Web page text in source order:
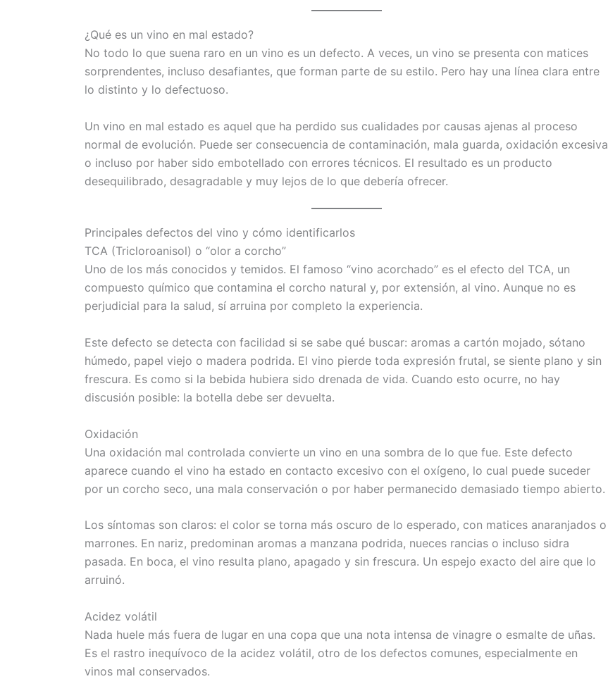
¿Qué es un vino en mal estado?
No todo lo que suena raro en un vino es un defecto. A veces, un vino se presenta con matices
sorprendentes, incluso desafiantes, que forman parte de su estilo. Pero hay una línea clara entre
lo distinto y lo defectuoso.
Un vino en mal estado es aquel que ha perdido sus cualidades por causas ajenas al proceso
normal de evolución. Puede ser consecuencia de contaminación, mala guarda, oxidación excesiva
o incluso por haber sido embotellado con errores técnicos. El resultado es un producto
desequilibrado, desagradable y muy lejos de lo que debería ofrecer.
Principales defectos del vino y cómo identificarlos
TCA (Tricloroanisol) o “olor a corcho”
Uno de los más conocidos y temidos. El famoso “vino acorchado” es el efecto del TCA, un
compuesto químico que contamina el corcho natural y, por extensión, al vino. Aunque no es
perjudicial para la salud, sí arruina por completo la experiencia.
Este defecto se detecta con facilidad si se sabe qué buscar: aromas a cartón mojado, sótano
húmedo, papel viejo o madera podrida. El vino pierde toda expresión frutal, se siente plano y sin
frescura. Es como si la bebida hubiera sido drenada de vida. Cuando esto ocurre, no hay
discusión posible: la botella debe ser devuelta.
Oxidación
Una oxidación mal controlada convierte un vino en una sombra de lo que fue. Este defecto
aparece cuando el vino ha estado en contacto excesivo con el oxígeno, lo cual puede suceder
por un corcho seco, una mala conservación o por haber permanecido demasiado tiempo abierto.
Los síntomas son claros: el color se torna más oscuro de lo esperado, con matices anaranjados o
marrones. En nariz, predominan aromas a manzana podrida, nueces rancias o incluso sidra
pasada. En boca, el vino resulta plano, apagado y sin frescura. Un espejo exacto del aire que lo
arruinó.
Acidez volátil
Nada huele más fuera de lugar en una copa que una nota intensa de vinagre o esmalte de uñas.
Es el rastro inequívoco de la acidez volátil, otro de los defectos comunes, especialmente en
vinos mal conservados.